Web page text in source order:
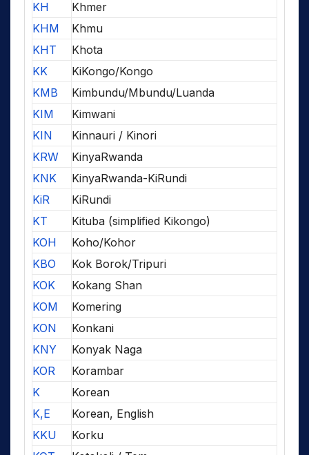
KH
Khmer
KHM
Khmu
KHT
Khota
KK
KiKongo/Kongo
KMB
Kimbundu/Mbundu/Luanda
KIM
Kimwani
KIN
Kinnauri / Kinori
KRW
KinyaRwanda
KNK
KinyaRwanda-KiRundi
KiR
KiRundi
KT
Kituba (simplified Kikongo)
KOH
Koho/Kohor
KBO
Kok Borok/Tripuri
KOK
Kokang Shan
KOM
Komering
KON
Konkani
KNY
Konyak Naga
KOR
Korambar
K
Korean
K,E
Korean, English
KKU
Korku